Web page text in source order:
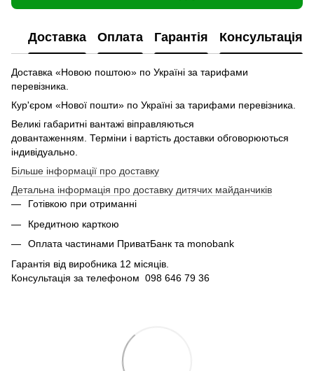
Доставка Оплата Гарантія Консультація
Доставка «Новою поштою» по Україні за тарифами
перевізника.
Кур'єром «Нової пошти» по Україні за тарифами перевізника.
Великі габаритні вантажі віправляються
довантаженням. Терміни і вартість доставки обговорюються
індивідуально.
Більше інформації про доставку
Детальна інформація про доставку дитячих майданчиків
Готівкою при отриманні
Кредитною карткою
Оплата частинами ПриватБанк та monobank
Гарантія від виробника 12 місяців.
Консультація за телефоном 098 646 79 36